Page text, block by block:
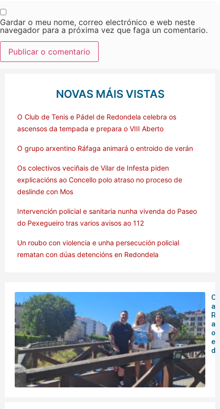
Gardar o meu nome, correo electrónico e web neste
navegador para a próxima vez que faga un comentario.
NOVAS MÁIS VISTAS
O Club de Tenis e Pádel de Redondela celebra os
ascensos da tempada e prepara o VIII Aberto
O grupo arxentino Ráfaga animará o entroido de verán
Os colectivos veciñais de Vilar de Infesta piden
explicacións ao Concello polo atraso no proceso de
deslinde con Mos
Intervención policial e sanitaria nunha vivenda do Paseo
do Pexegueiro tras varios avisos ao 112
Un roubo con violencia e unha persecución policial
rematan con dúas detencións en Redondela
O
o